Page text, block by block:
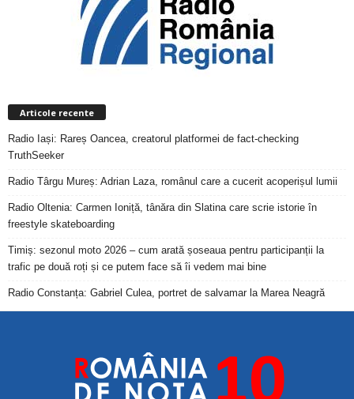
Articole recente
Radio Iași: Rareș Oancea, creatorul platformei de fact-checking
TruthSeeker
Radio Târgu Mureș: Adrian Laza, românul care a cucerit acoperișul lumii
Radio Oltenia: Carmen Ioniță, tânăra din Slatina care scrie istorie în
freestyle skateboarding
Timiș: sezonul moto 2026 – cum arată șoseaua pentru participanții la
trafic pe două roți și ce putem face să îi vedem mai bine
Radio Constanța: Gabriel Culea, portret de salvamar la Marea Neagră